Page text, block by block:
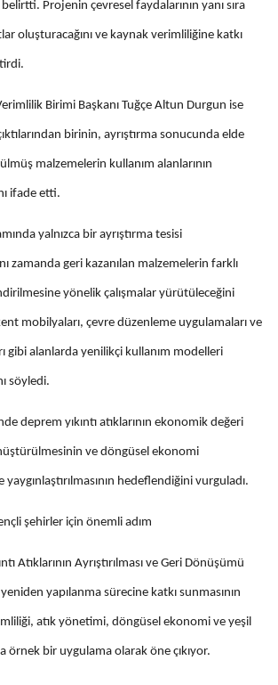
Projenin çevresel faydalarının yanı sıra
oluşturacağını ve kaynak verimliliğine katkı
Birimi Başkanı Tuğçe Altun Durgun ise
birinin, ayrıştırma sonucunda elde
malzemelerin kullanım alanlarının
ifade etti.
yalnızca bir ayrıştırma tesisi
zamanda geri kazanılan malzemelerin farklı
yönelik çalışmalar yürütüleceğini
mobilyaları, çevre düzenleme uygulamaları ve
gibi alanlarda yenilikçi kullanım modelleri
söyledi.
deprem yıkıntı atıklarının ekonomik değeri
ve döngüsel ekonomi
yaygınlaştırılmasının hedeflendiğini vurguladı.
şehirler için önemli adım
Atıklarının Ayrıştırılması ve Geri Dönüşümü
yapılanma sürecine katkı sunmasının
atık yönetimi, döngüsel ekonomi ve yeşil
örnek bir uygulama olarak öne çıkıyor.